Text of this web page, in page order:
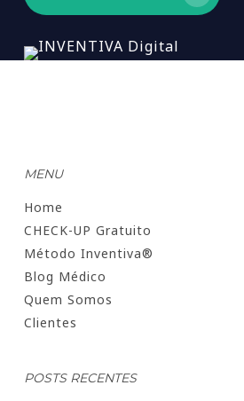
MENU
Home
CHECK-UP Gratuito
Método Inventiva®
Blog Médico
Quem Somos
Clientes
POSTS RECENTES